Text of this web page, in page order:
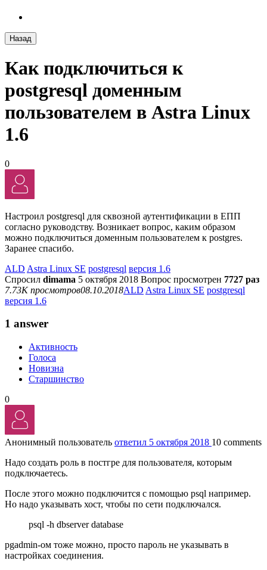
Назад
Как подключиться к
postgresql доменным
пользователем в Astra Linux
1.6
0
Настроил postgresql для сквозной аутентификации в ЕПП
согласно руководству. Возникает вопрос, каким образом
можно подключиться доменным пользователем к postgres.
Заранее спасибо.
ALD Astra Linux SE postgresql версия 1.6
Спросил dimama 5 октября 2018 Вопрос просмотрен 7727 раз
7.73K просмотров08.10.2018ALD Astra Linux SE postgresql
версия 1.6
1 answer
Активность
Голоса
Новизна
Старшинство
0
Анонимный пользователь ответил 5 октября 2018 10 comments
Надо создать роль в постгре для пользователя, которым
подключаетесь.
После этого можно подключится c помощью psql например.
Но надо указывать хост, чтобы по сети подключался.
psql -h dbserver database
pgadmin-ом тоже можно, просто пароль не указывать в
настройках соединения.